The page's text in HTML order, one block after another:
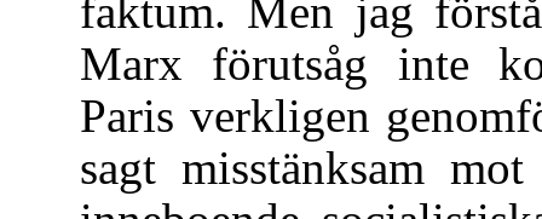
faktum. Men jag
Marx förutsåg inte
Paris verkligen
sagt misstänksam